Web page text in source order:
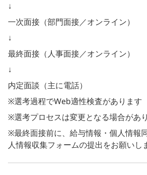
↓
一次面接（部門面接／オンライン）
↓
最終面接（人事面接／オンライン）
↓
内定面談（主に電話）
※選考過程でWeb適性検査があります
※選考プロセスは変更となる場合があ
※最終面接前に、給与情報・個人情報
人情報収集フォームの提出をお願いし